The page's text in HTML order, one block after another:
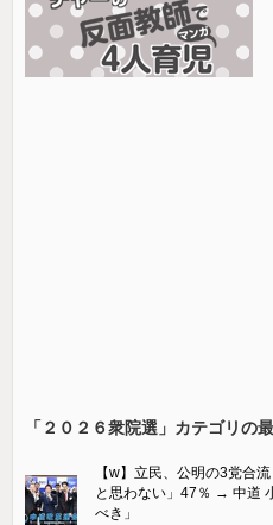
「２０２６衆院選」カテゴリの
【w】立民、公明の3党合
と思わない」47％ → 中道
べき」